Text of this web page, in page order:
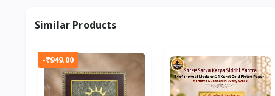
Similar Products
-₹949.00